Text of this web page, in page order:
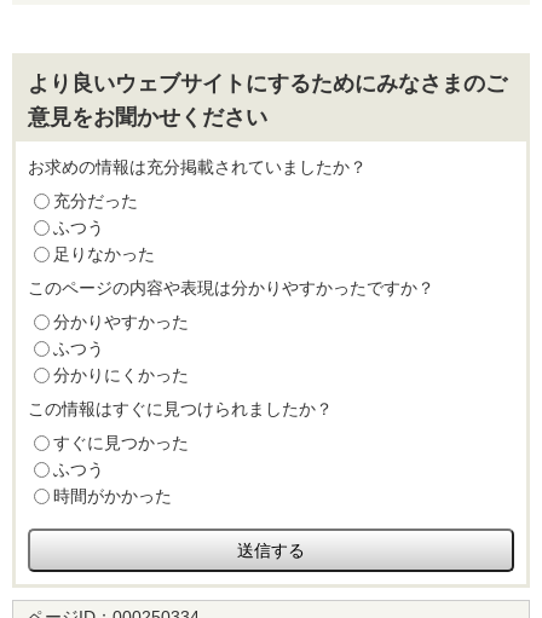
より良いウェブサイトにするためにみなさまのご
意見をお聞かせください
お求めの情報は充分掲載されていましたか？
充分だった
ふつう
足りなかった
このページの内容や表現は分かりやすかったですか？
分かりやすかった
ふつう
分かりにくかった
この情報はすぐに見つけられましたか？
すぐに見つかった
ふつう
時間がかかった